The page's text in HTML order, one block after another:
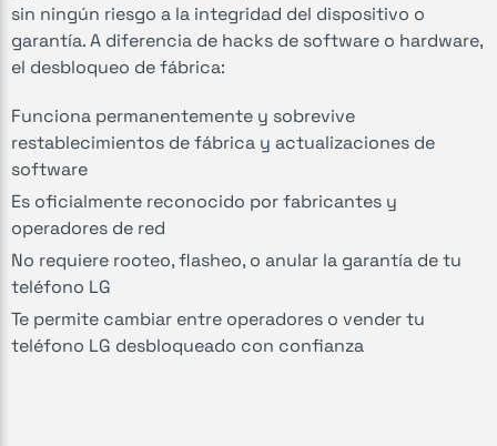
sin ningún riesgo a la integridad del dispositivo o
garantía. A diferencia de hacks de software o hardware,
el desbloqueo de fábrica:
Funciona permanentemente y sobrevive
restablecimientos de fábrica y actualizaciones de
software
Es oficialmente reconocido por fabricantes y
operadores de red
No requiere rooteo, flasheo, o anular la garantía de tu
teléfono LG
Te permite cambiar entre operadores o vender tu
teléfono LG desbloqueado con confianza